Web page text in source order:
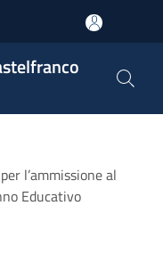
l’ammissione al
Educativo